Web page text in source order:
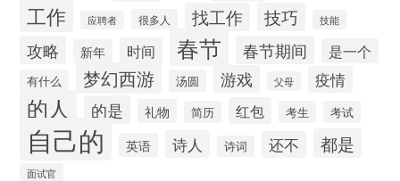
工作 应聘者 很多人 找工作 技巧 技能
攻略 新年 时间 春节 春节期间 是一个
有什么 梦幻西游 汤圆 游戏 父母 疫情
的人 的是 礼物 简历 红包 考生 考试
自己的 英语 诗人 诗词 还不 都是
面试官